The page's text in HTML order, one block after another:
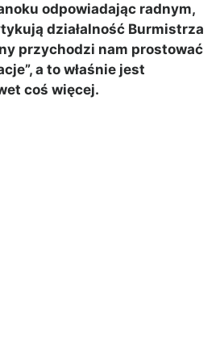
odpowiadając radnym,
działalność Burmistrza
przychodzi nam prostować
a to właśnie jest
coś więcej.